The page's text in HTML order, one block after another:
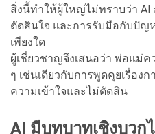
สิ่งนี้ทำให้ผู้ใหญ่ไม่ทราบว่า
ตัดสินใจ และการรับมือกับปัญ
เพียงใด
ผู้เชี่ยวชาญจึงเสนอว่า พ่อแม่ค
ๆ เช่นเดียวกับการพูดคุยเรื่อง
ความเข้าใจและไม่ตัดสิน
AI มีบทบาทเชิงบวก